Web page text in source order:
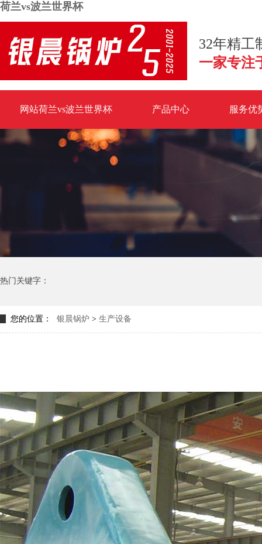
荷兰vs波兰世界杯
32年精
一家专注
网站荷兰vs波兰世界杯 产品中心 服务优
荷兰vs波兰世界杯
热门关键字：
您的位置： 银晨锅炉 > 生产设备